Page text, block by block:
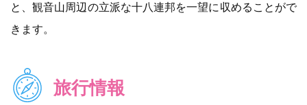
と、観音山周辺の立派な十八連邦を一望に収めることがで
きます。
旅行情報